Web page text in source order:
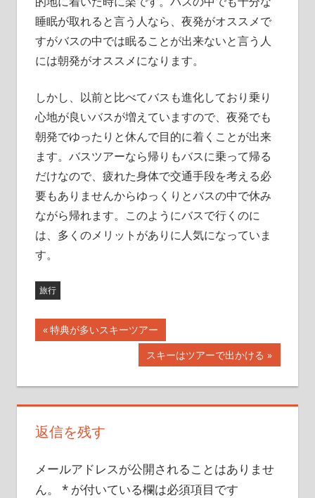
睡眠が取れると言う人なら、夜発がオススメで
すがバスの中では眠ることが出来ないと言う人
には朝発がオススメになります。
しかし、以前と比べてバスも進化しており乗り
心地が良いバスが増えていますので、夜発でも
朝発でゆったりと休んで目的に着くことが出来
ます。バスツアーなら帰りもバスに乗って帰る
だけなので、疲れた身体で交通手段を考える必
要もありませんからゆっくりとバスの中で休み
ながら帰れます。このようにバスで行くのに
は、多くのメリットがありに人気になっていま
す。
旅行
投
ナ
ビ
ー
前
特典が多いスキーツアー
次
記
事:
スキーはツアーで出かける
返信を残す
メールアドレスが公開されることはありませ
ん。
*が付いている欄は必須項目です